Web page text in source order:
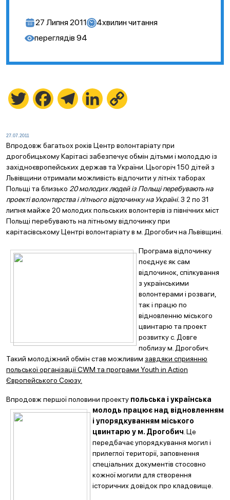
27 Липня 2011 4хвилин читання
переглядів 94
Twitter FacebookTelegramLinkedIn
27.07.2011
Впродовж багатьох років Центр волонтаріату при
дрогобицькому Карітасі забезпечує обмін дітьми і молоддю із
західноєвропейських держав та України. Цьогоріч 150 дітей з
Львівщини отримали можливість відпочити у літніх таборах
Польщі та близько 20 молодих людей із Польщі перебувають на
проекті волонтерства і літнього відпочинку на Україні.З 2 по 31
липня майже 20 молодих польських волонтерів із північних міст
Польщі перебувають на літньому відпочинку при
карітасівському Центрі волонтаріату в м. Дрогобич на Львівщині.
Програма відпочинку
поєднує як сам
відпочинок, спілкування
з українськими
волонтерами і розваги,
так і працю по
відновленню міського
цвинтарю та проект
розвитку с. Довге
поблизу м. Дрогобич.
Такий молодіжний обмін став можливим завдяки сприянню
польської організації CWM та програми Youth in Action
Європейського Союзу.
Впродовж першої половини проекту польська і українська
молодь працює над відновленням
і упорядкуванням міського
цвинтарю у м. Дрогобич . Це
передбачає упорядкування могил і
прилеглої території, заповнення
спеціальних документів стосовно
кожної могили для створення
історичних довідок про кладовище.